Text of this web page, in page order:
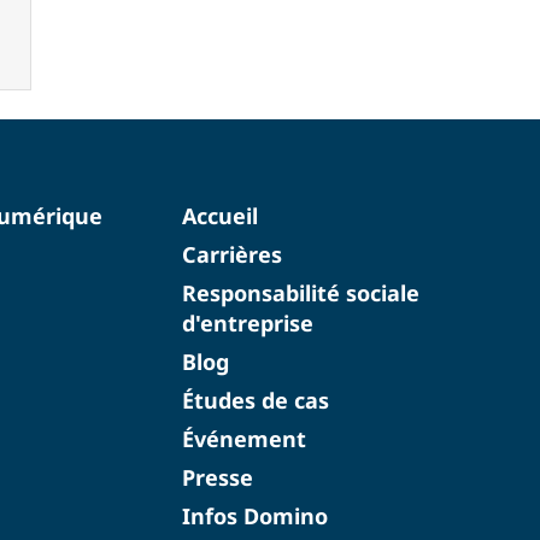
Accueil
Carrières
Responsabilité sociale
d'entreprise
Blog
Études de cas
Événement
Presse
Infos Domino